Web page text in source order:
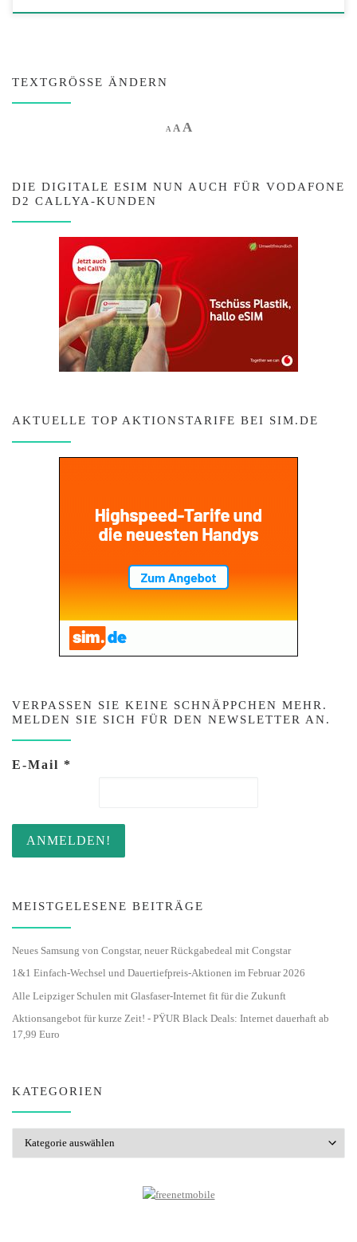
TEXTGRÖSSE ÄNDERN
A Decrease font size.
AReset font size.
AIncrease font size.
DIE DIGITALE ESIM NUN AUCH FÜR VODAFONE
D2 CALLYA-KUNDEN
AKTUELLE TOP AKTIONSTARIFE BEI SIM.DE
VERPASSEN SIE KEINE SCHNÄPPCHEN MEHR.
MELDEN SIE SICH FÜR DEN NEWSLETTER AN.
E-Mail *
MEISTGELESENE BEITRÄGE
Neues Samsung von Congstar, neuer Rückgabedeal mit Congstar
1&1 Einfach-Wechsel und Dauertiefpreis-Aktionen im Februar 2026
Alle Leipziger Schulen mit Glasfaser-Internet fit für die Zukunft
Aktionsangebot für kurze Zeit! - PŸUR Black Deals: Internet dauerhaft ab
17,99 Euro
KATEGORIEN